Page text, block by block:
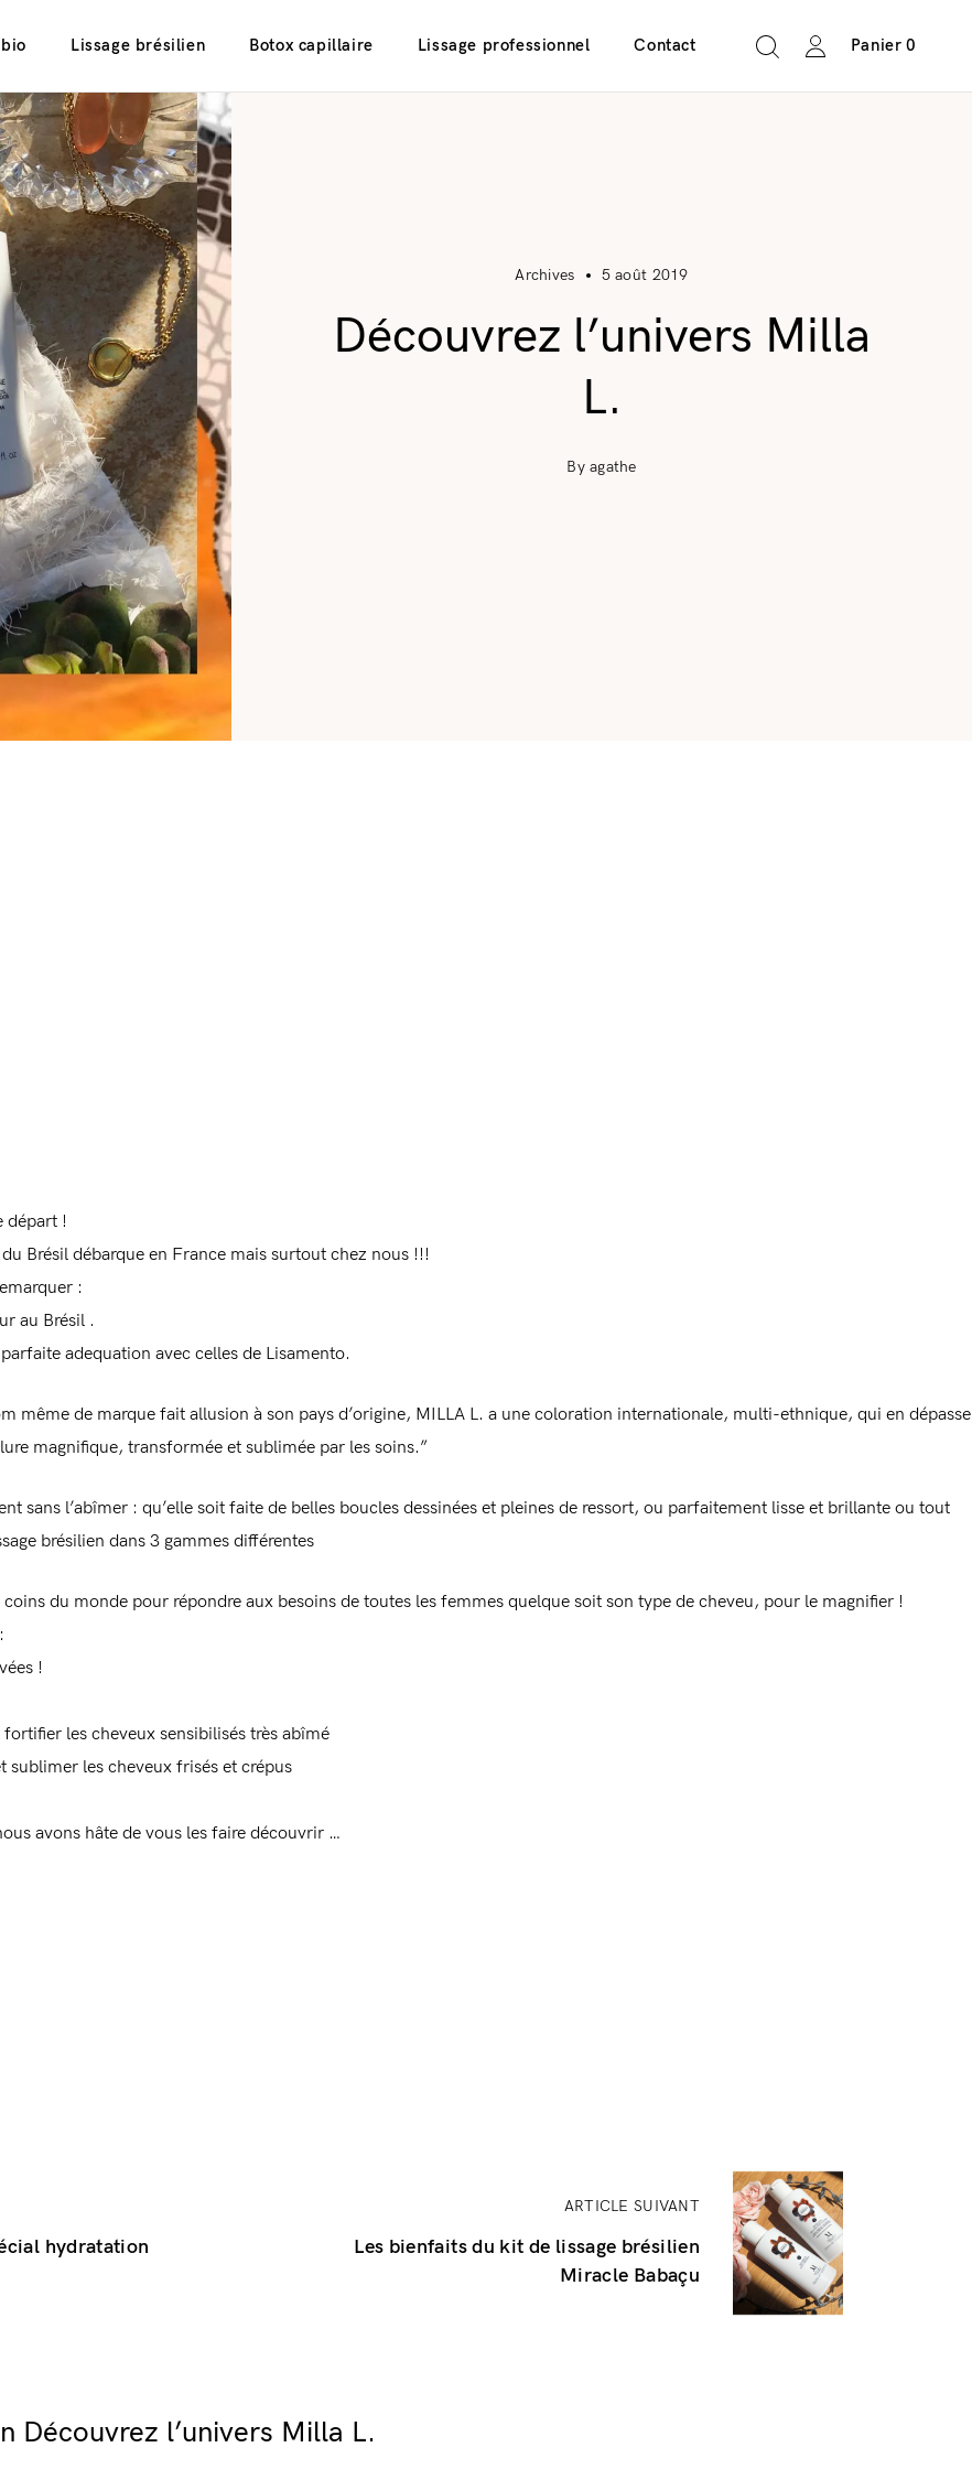
Lissage brésilien Botox capillaire Lissage professionnel Contact Panier 0
Archives 5 août 2019
Découvrez l’univers Milla
L.
By agathe
départ !
Brésil débarque en France mais surtout chez nous !!!
:
au Brésil .
adequation avec celles de Lisamento.
même de marque fait allusion à son pays d’origine, MILLA L. a une coloration internationale, multi-ethnique, qui en dépasse
magnifique, transformée et sublimée par les soins.”
sans l’abîmer : qu’elle soit faite de belles boucles dessinées et pleines de ressort, ou parfaitement lisse et brillante ou tout
brésilien dans 3 gammes différentes
du monde pour répondre aux besoins de toutes les femmes quelque soit son type de cheveu, pour le magnifier !
!
les cheveux sensibilisés très abîmé
les cheveux frisés et crépus
avons hâte de vous les faire découvrir …
hydratation
ARTICLE SUIVANT
Les bienfaits du kit de lissage brésilien
Miracle Babaçu
Découvrez l’univers Milla L.